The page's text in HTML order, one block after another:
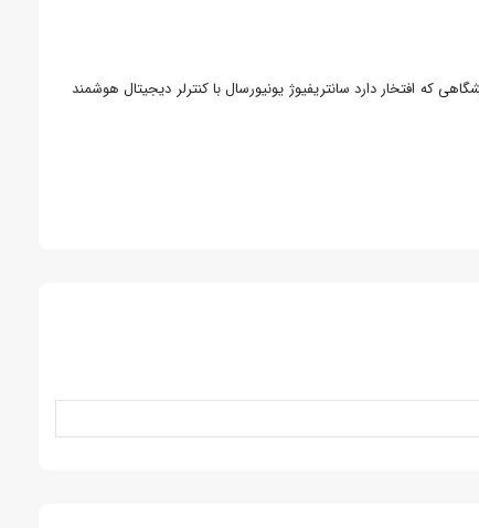
که افتخار دارد سانتریفیوژ یونیورسال با کنترلر دیجیتال هوشمند